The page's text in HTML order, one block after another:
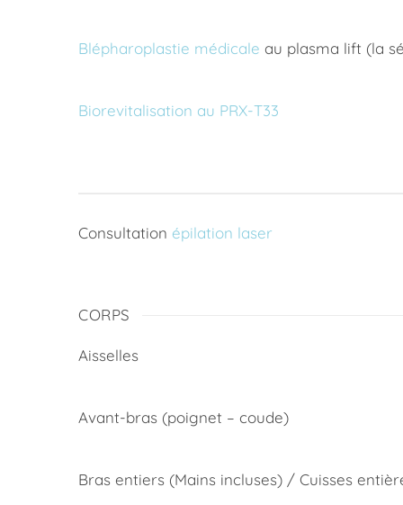
Blépharoplastie médicale au plasma lift (la
Biorevitalisation au PRX-T33
Consultation épilation laser
CORPS
Aisselles
Avant-bras (poignet – coude)
Bras entiers (Mains incluses) / Cuisses